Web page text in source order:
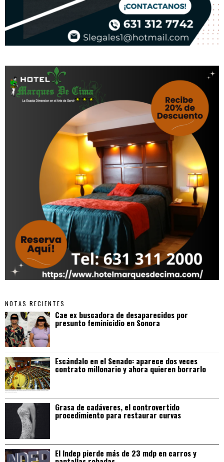
NOTAS RECIENTES
Cae ex buscadora de desaparecidos por
presunto feminicidio en Sonora
Escándalo en el Senado: aparece dos veces
contrato millonario y ahora quieren borrarlo
Grasa de cadáveres, el controvertido
procedimiento para restaurar curvas
El Indep pierde más de 23 mdp en carros y